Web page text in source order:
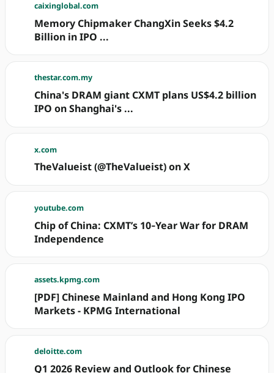
caixinglobal.com
Memory Chipmaker ChangXin Seeks $4.2
Billion in IPO ...
thestar.com.my
China's DRAM giant CXMT plans US$4.2 billion
IPO on Shanghai's ...
x.com
TheValueist (@TheValueist) on X
youtube.com
Chip of China: CXMT’s 10‑Year War for DRAM
Independence
assets.kpmg.com
[PDF] Chinese Mainland and Hong Kong IPO
Markets - KPMG International
deloitte.com
Q1 2026 Review and Outlook for Chinese